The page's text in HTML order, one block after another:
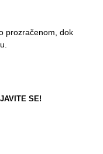
prozračenom, dok